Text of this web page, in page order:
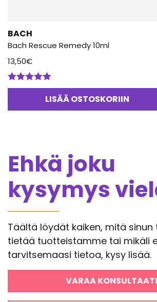
BACH
Bach Rescue Remedy 10ml
13,50€
Arvostelu
LISÄÄ OSTOSKORIIN
Ehkä joku
kysymys
Täältä löydät kaiken, mitä sinun
tietää tuotteistamme tai mikäli
tarvitsemaasi tietoa, kysy lisää.
VARAA